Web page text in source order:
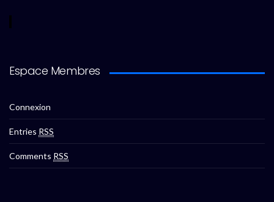
Espace Membres
Connexion
Entries RSS
Comments RSS